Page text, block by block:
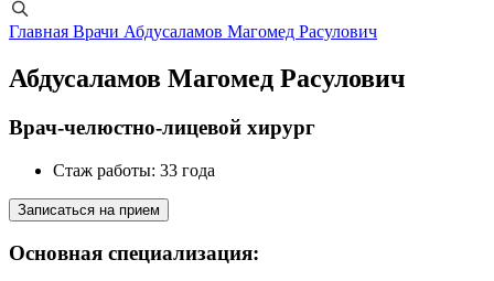
Главная Врачи Абдусаламов Магомед Расулович
Абдусаламов Магомед Расулович
Врач-челюстно-лицевой хирург
Стаж работы: 33 года
Записаться на прием
Основная специализация: